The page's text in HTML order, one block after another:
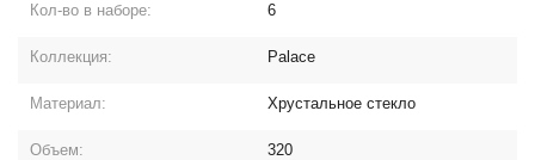
Кол-во в наборе: 6
Коллекция: Palace
Материал: Хрустальное стекло
Объем: 320